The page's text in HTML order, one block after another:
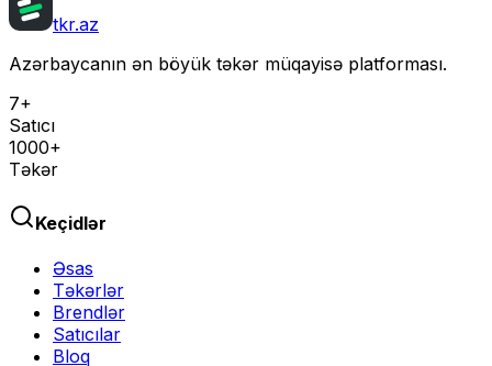
tkr.az
Azərbaycanın ən böyük təkər müqayisə platforması.
7+
Satıcı
1000+
Təkər
Keçidlər
Əsas
Təkərlər
Brendlər
Satıcılar
Bloq